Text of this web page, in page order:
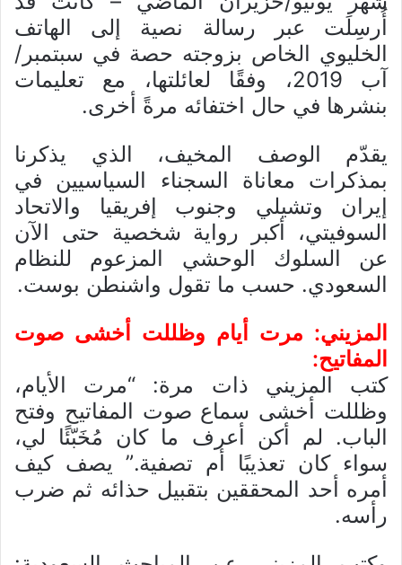
أُرسِلَت عبر رسالة نصية إلى الهاتف
الخليوي الخاص بزوجته حصة في سبتمبر/
آب 2019، وفقًا لعائلتها، مع تعليمات
بنشرها في حال اختفائه مرةً أخرى.
يقدّم الوصف المخيف، الذي يذكرنا
بمذكرات معاناة السجناء السياسيين في
إيران وتشيلي وجنوب إفريقيا والاتحاد
السوفيتي، أكبر رواية شخصية حتى الآن
عن السلوك الوحشي المزعوم للنظام
السعودي. حسب ما تقول واشنطن بوست.
المزيني: مرت أيام وظللت أخشى صوت
المفاتيح:
كتب المزيني ذات مرة: “مرت الأيام،
وظللت أخشى سماع صوت المفاتيح وفتح
الباب. لم أكن أعرف ما كان مُخَبّئًا لي،
سواء كان تعذيبًا أم تصفية.” يصف كيف
أمره أحد المحققين بتقبيل حذائه ثم ضرب
رأسه.